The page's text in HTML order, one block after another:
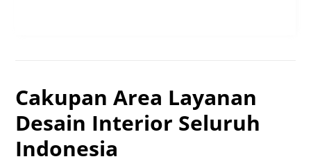
Cakupan Area Layanan
Desain Interior Seluruh
Indonesia